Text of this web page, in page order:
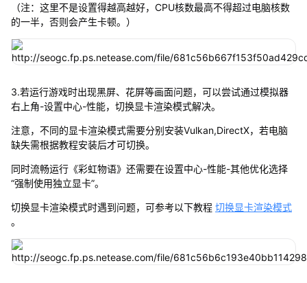
（注：这里不是设置得越高越好，CPU核数最高不得超过电脑核数
的一半，否则会产生卡顿。）
3.若运行游戏时出现黑屏、花屏等画面问题，可以尝试通过模拟器
右上角-设置中心-性能，切换显卡渲染模式解决。
注意，不同的显卡渲染模式需要分别安装Vulkan,DirectX，若电脑
缺失需根据教程安装后才可切换。
同时流畅运行《彩虹物语》还需要在设置中心-性能-其他优化选择
“强制使用独立显卡”。
切换显卡渲染模式时遇到问题，可参考以下教程 切换显卡渲染模式
。